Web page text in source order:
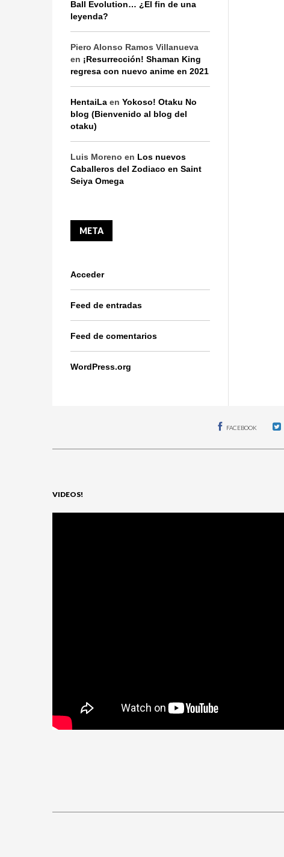
Ball Evolution… ¿El fin de una
leyenda?
Piero Alonso Ramos Villanueva
en ¡Resurrección! Shaman King
regresa con nuevo anime en 2021
HentaiLa en Yokoso! Otaku No
blog (Bienvenido al blog del
otaku)
Luis Moreno en Los nuevos
Caballeros del Zodiaco en Saint
Seiya Omega
META
Acceder
Feed de entradas
Feed de comentarios
WordPress.org
FACEBOOK
VIDEOS!